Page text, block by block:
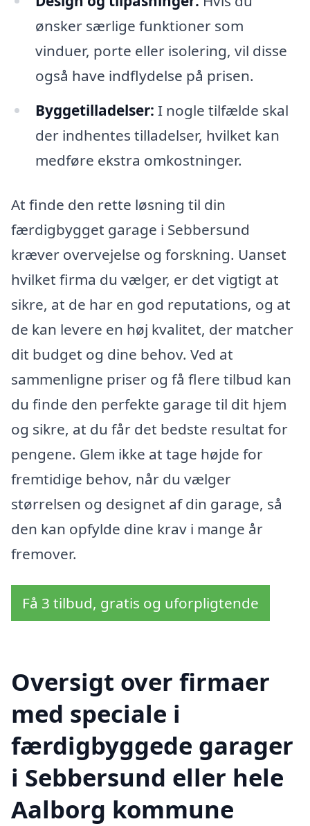
ønsker særlige funktioner som
vinduer, porte eller isolering, vil disse
også have indflydelse på prisen.
Byggetilladelser: I nogle tilfælde skal
der indhentes tilladelser, hvilket kan
medføre ekstra omkostninger.
At finde den rette løsning til din
færdigbygget garage i Sebbersund
kræver overvejelse og forskning. Uanset
hvilket firma du vælger, er det vigtigt at
sikre, at de har en god reputations, og at
de kan levere en høj kvalitet, der matcher
dit budget og dine behov. Ved at
sammenligne priser og få flere tilbud kan
du finde den perfekte garage til dit hjem
og sikre, at du får det bedste resultat for
pengene. Glem ikke at tage højde for
fremtidige behov, når du vælger
størrelsen og designet af din garage, så
den kan opfylde dine krav i mange år
fremover.
Få 3 tilbud, gratis og uforpligtende
Oversigt over firmaer
med speciale i
færdigbyggede garager
i Sebbersund eller hele
Aalborg kommune